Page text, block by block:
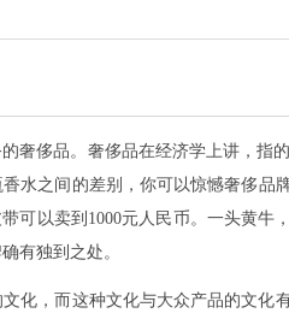
奢侈品。奢侈品在经济学上讲，指
香水之间的差别，你可以惊憾奢侈
可以卖到1000元人民币。一头黄
有独到之处。
化，而这种文化与大众产品的文